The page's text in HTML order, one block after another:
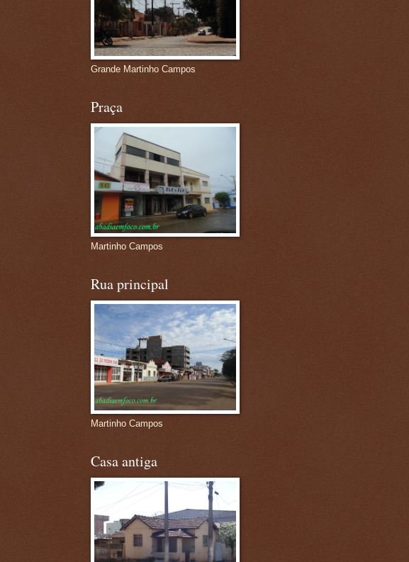
Grande Martinho Campos
Praça
Martinho Campos
Rua principal
Martinho Campos
Casa antiga